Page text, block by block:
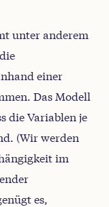
unter anderem
einer
Das Modell
die Variablen je
(Wir werden
im
es,